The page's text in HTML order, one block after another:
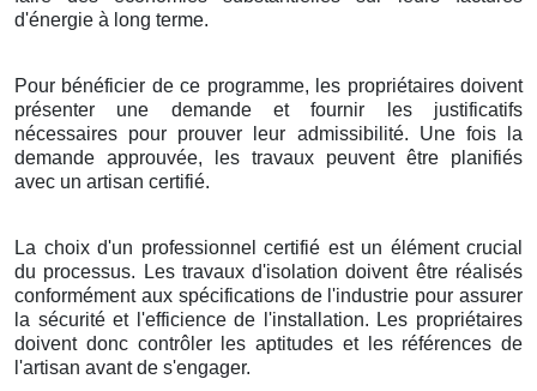
d'énergie à long terme.
Pour bénéficier de ce programme, les propriétaires doivent
présenter une demande et fournir les justificatifs
nécessaires pour prouver leur admissibilité. Une fois la
demande approuvée, les travaux peuvent être planifiés
avec un artisan certifié.
La choix d'un professionnel certifié est un élément crucial
du processus. Les travaux d'isolation doivent être réalisés
conformément aux spécifications de l'industrie pour assurer
la sécurité et l'efficience de l'installation. Les propriétaires
doivent donc contrôler les aptitudes et les références de
l'artisan avant de s'engager.